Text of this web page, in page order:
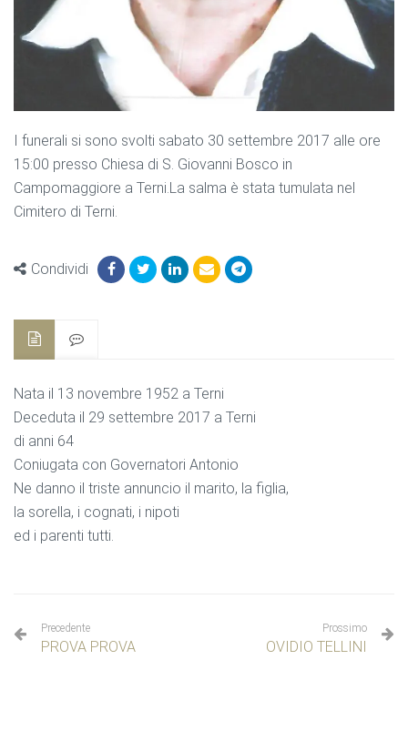
I funerali si sono svolti sabato 30 settembre 2017 alle ore
15:00 presso Chiesa di S. Giovanni Bosco in
Campomaggiore a Terni.La salma è stata tumulata nel
Cimitero di Terni.
Condividi
Nata il 13 novembre 1952 a Terni
Deceduta il 29 settembre 2017 a Terni
di anni 64
Coniugata con Governatori Antonio
Ne danno il triste annuncio il marito, la figlia,
la sorella, i cognati, i nipoti
ed i parenti tutti.
Precedente
PROVA PROVA
Prossimo
OVIDIO TELLINI